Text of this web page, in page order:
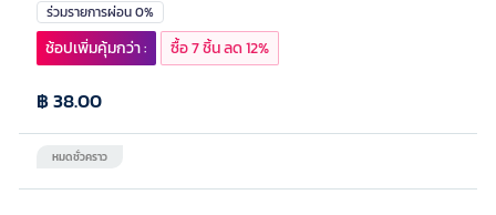
ร่วมรายการผ่อน 0%
หมดชั่วคราว
฿ 38.00
ช้อปเพิ่มคุ้มกว่า : ซื้อ 7 ชิ้น ลด 12%